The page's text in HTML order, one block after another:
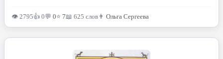
👁 2795👍 0💬 0⭐ 7📖 625 слов 👨 Ольга Сергеева